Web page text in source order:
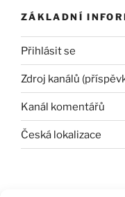
ZÁKLADNÍ
Přihlásit se
Zdroj kanálů
Kanál komentářů
Česká lokalizace